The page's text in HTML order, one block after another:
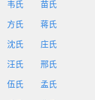
韦氏 苗氏
方氏 蒋氏
沈氏 庄氏
汪氏 邢氏
伍氏 孟氏